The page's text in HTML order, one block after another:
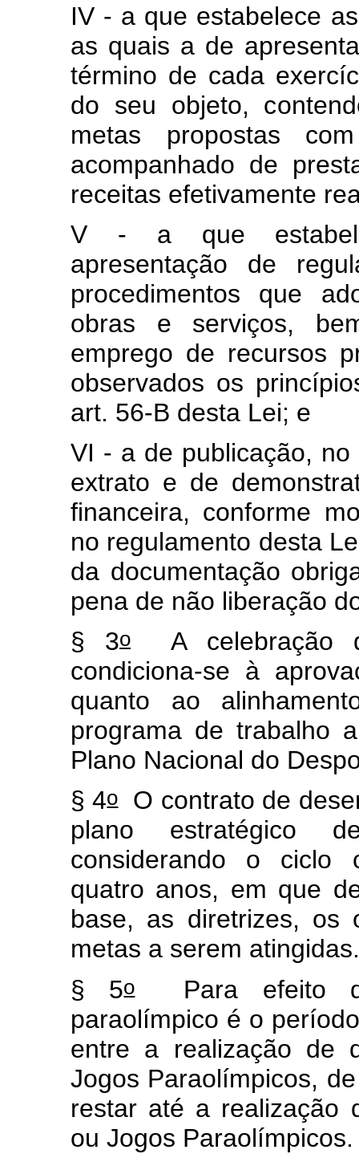
IV - a que estabelece
as quais a de
término de cada
do seu objeto,
metas propostas
acompanhado de
receitas efetivamente
V - a que
apresentação de
procedimentos que
obras e serviços,
emprego de recursos
observados os
art. 56-B desta Lei; e
VI - a de publicação,
extrato e de
financeira, conforme
no regulamento desta
da documentação
pena de não liberação
§ 3o
A celebração
condiciona-se à
quanto ao
programa de trabalho
Plano Nacional do
§ 4o
O contrato de
plano estratégico
considerando o ciclo
quatro anos, em que
base, as diretrizes, os
metas a serem
§ 5oPara efeito
paraolímpico é o
entre a realização de
Jogos Paraolímpicos,
restar até a realização
ou Jogos